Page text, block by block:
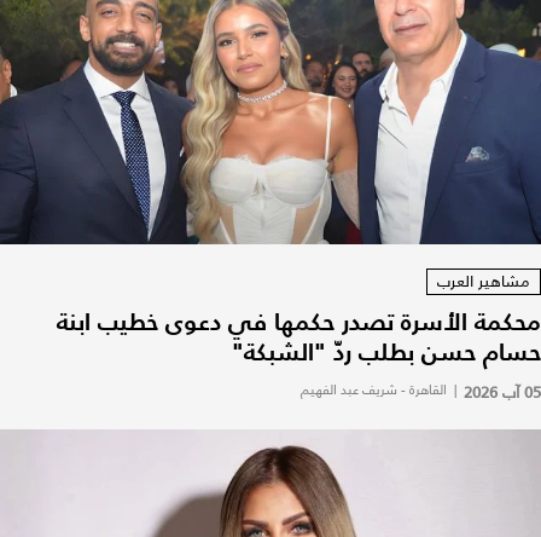
مشاهير العرب
محكمة الأسرة تصدر حكمها في دعوى خطيب ابنة
حسام حسن بطلب ردّ "الشبكة"
05 آب 2026 | القاهرة - شريف عبد الفهيم